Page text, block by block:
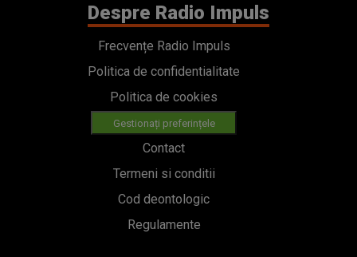
Despre Radio Impuls
Frecvențe Radio Impuls
Politica de confidentialitate
Politica de cookies
Gestionați preferințele
Contact
Termeni si conditii
Cod deontologic
Regulamente